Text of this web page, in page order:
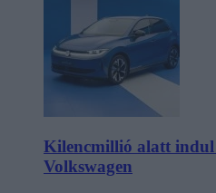
Kilencmillió alatt indul
Volkswagen